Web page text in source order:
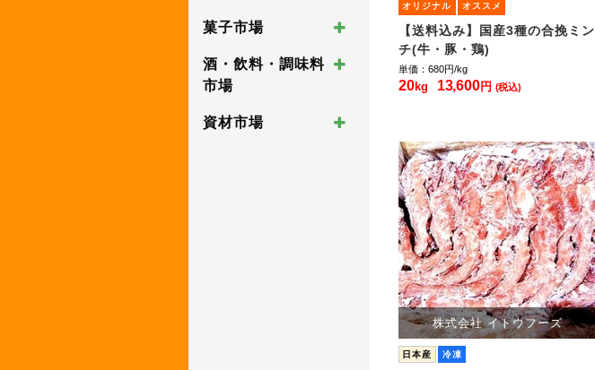
菓子市場
酒・飲料・調味料
市場
資材市場
オリジナル オススメ
【送料込み】国産3種の合挽ミン
チ(牛・豚・鶏)
単価：680円/kg
20kg 13,600円 (税込)
株式会社 イトウフーズ
日本産 冷凍